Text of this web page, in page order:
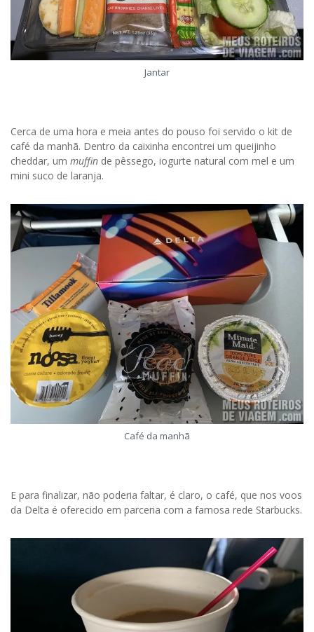
Jantar
Cerca de uma hora e meia antes do pouso foi servido o kit de
café da manhã. Dentro da caixinha encontrei um queijinho
cheddar, um muffin de pêssego, iogurte natural com mel e um
mini suco de laranja.
Café da manhã
E para finalizar, não poderia faltar, é claro, o café, que nos voos
da Delta é oferecido em parceria com a famosa rede Starbucks.